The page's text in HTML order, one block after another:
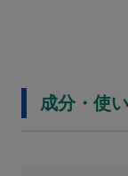
成分・使